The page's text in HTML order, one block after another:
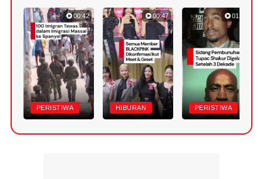
00:42
PERISTIWA
00:47
HIBURAN
01:10
PERISTIWA